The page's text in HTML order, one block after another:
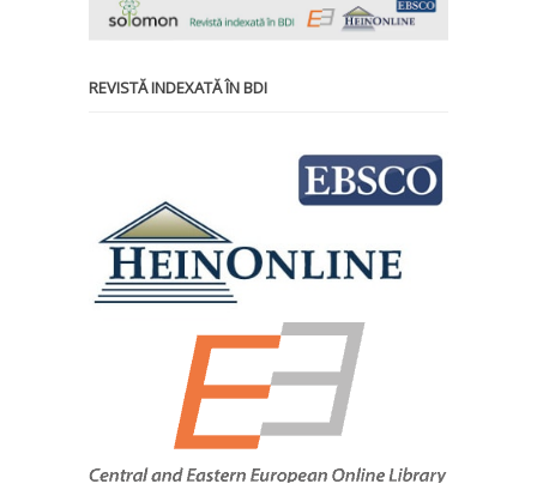
REVISTĂ INDEXATĂ ÎN BDI